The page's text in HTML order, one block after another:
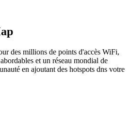
des millions de points d'accès WiFi,
et un réseau mondial de
en ajoutant des hotspots dns votre